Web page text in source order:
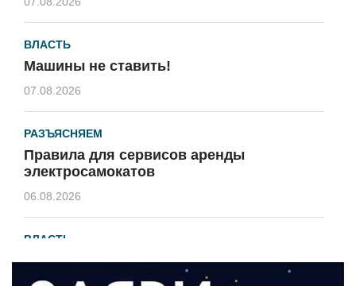
ВЛАСТЬ
Машины не ставить!
07.08.2026
РАЗЪЯСНЯЕМ
Правила для сервисов аренды
электросамокатов
06.08.2026
ВЛАСТЬ
В 2026 году установят 16 станций
водоподготовки в посёлках области